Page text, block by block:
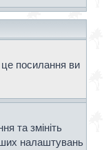
це посилання ви
та змініть
налаштувань